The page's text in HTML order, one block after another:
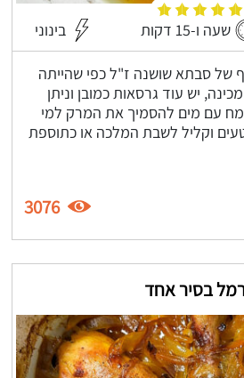
שעה ו-15 דקות בינוני
של סבתא שושנה ז"ל כפי שהייתה
יש עוד גרסאות כמובן וניתן
עם מים להסמיך את המרק למי
וקליל לשבת המלכה או כתוספת
3076
בסיר אחד